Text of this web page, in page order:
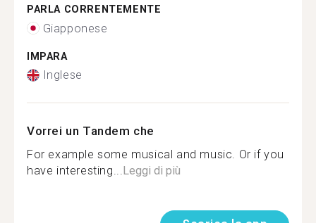
PARLA CORRENTEMENTE
Giapponese
IMPARA
Inglese
Vorrei un Tandem che
For example some musical and music. Or if you
have interesting...Leggi di più